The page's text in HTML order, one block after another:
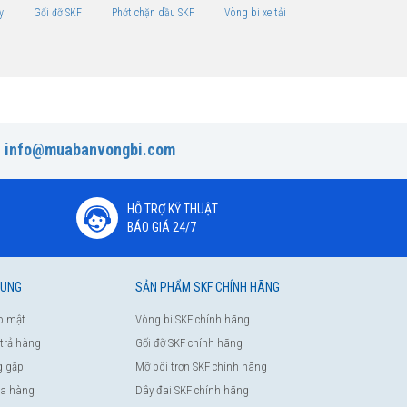
Gối đỡ SKF Phớt chặn dầu SKF Vòng bi xe tải
info@muabanvongbi.com
HỖ TRỢ KỸ THUẬT
BÁO GIÁ 24/7
mật
hàng
gặp
hàng
SẢN PHẨM SKF CHÍNH HÃNG
Vòng bi SKF chính hãng
Gối đỡ SKF chính hãng
Mỡ bôi trơn SKF chính hãng
Dây đai SKF chính hãng